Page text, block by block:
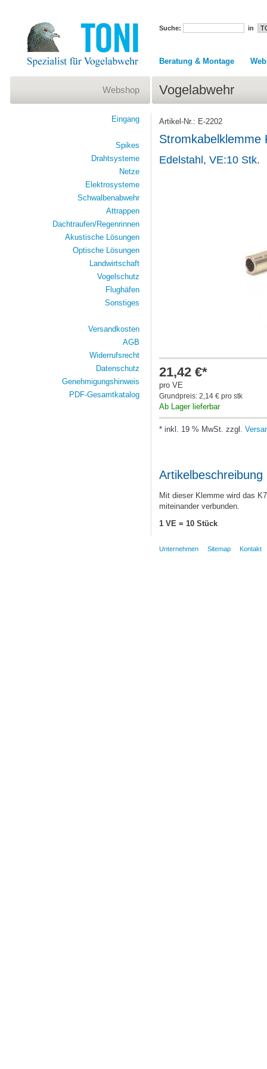
Suche: in
Beratung & Montage
Vogelabwehr
Artikel-Nr.: E-2202
Stromkabelklemme
Edelstahl, VE:10 Stk.
21,42 €*
pro VE
Grundpreis: 2,14 € pro stk
Ab Lager lieferbar
* inkl. 19 % MwSt. zzgl.
Artikelbeschreibung
Mit dieser Klemme wird das
miteinander verbunden.
1 VE = 10 Stück
Webshop
Eingang
Spikes
Drahtsysteme
Netze
Elektrosysteme
Schwalbenabwehr
Attrappen
Dachtraufen/Regenrinnen
Akustische Lösungen
Optische Lösungen
Landwirtschaft
Vogelschutz
Flughäfen
Sonstiges
Versandkosten
AGB
Widerrufsrecht
Datenschutz
Genehmigungshinweis
PDF-Gesamtkatalog
Unternehmen Sitemap Kontakt